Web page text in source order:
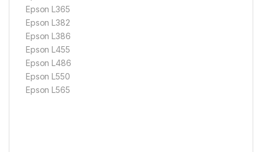
Epson L365
Epson L382
Epson L386
Epson L455
Epson L486
Epson L550
Epson L565